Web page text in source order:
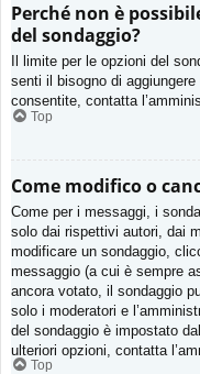
Perché non è
del sondaggio?
Il limite per le opzioni del
senti il bisogno di
consentite, contatta
Top
Come modifico o
Come per i messaggi, i
solo dai rispettivi autori, dai
modificare un sondaggio,
messaggio (a cui è sempre
ancora votato, il sondaggio
solo i moderatori e
del sondaggio è impostato
ulteriori opzioni, contatta
Top